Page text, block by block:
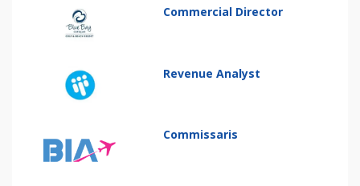
Commercial Director
Revenue Analyst
Commissaris